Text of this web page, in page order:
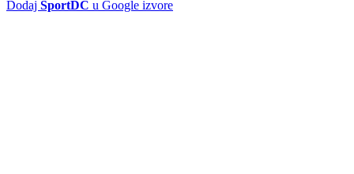
Dodaj SportDC u Google izvore